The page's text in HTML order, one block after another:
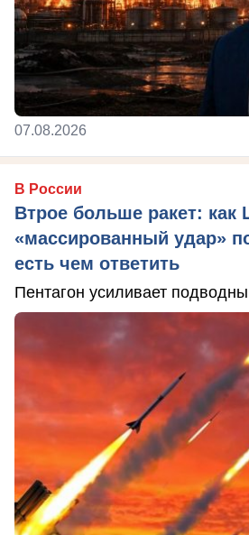
07.08.2026
В России
Втрое больше ракет: как
«массированный удар»
есть чем ответить
Пентагон усиливает